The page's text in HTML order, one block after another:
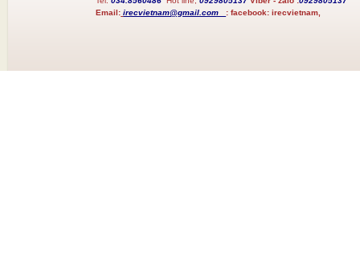
Email: irecvietnam@gmail.com :facebook: irecvietnam,